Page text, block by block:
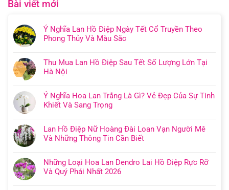
Bài viết mới
Ý Nghĩa Lan Hồ Điệp Ngày Tết Cổ Truyền Theo
Phong Thủy Và Màu Sắc
Thu Mua Lan Hồ Điệp Sau Tết Số Lượng Lớn Tại
Hà Nội
Ý Nghĩa Hoa Lan Trắng Là Gì? Vẻ Đẹp Của Sự Tinh
Khiết Và Sang Trọng
Lan Hồ Điệp Nữ Hoàng Đài Loan Vạn Người Mê
Và Những Thông Tin Cần Biết
Những Loại Hoa Lan Dendro Lai Hồ Điệp Rực Rỡ
Và Quý Phái Nhất 2026